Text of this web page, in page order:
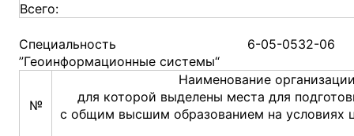
Всего:
Специальность 6-05-0532-06
”Геоинформационные системы“
№
Наименование
для которой выделены места для
с общим высшим образованием на условиях